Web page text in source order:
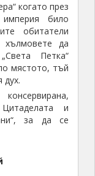
когато през
било
обитатели
да
Петка“
мястото, тъй
и
за да се